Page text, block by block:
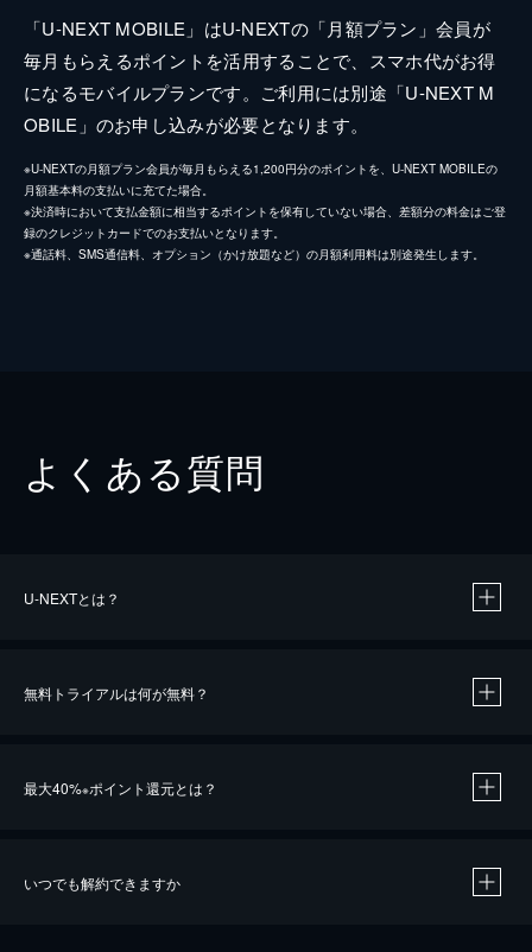
「U-NEXT MOBILE」はU-NEXTの「月額プラン」会員が
毎月もらえるポイントを活用することで、スマホ代がお得
になるモバイルプランです。ご利用には別途「U-NEXT M
OBILE」のお申し込みが必要となります。
※U-NEXTの月額プラン会員が毎月もらえる1,200円分のポイントを、U-NEXT MOBILEの
月額基本料の支払いに充てた場合。
※決済時において支払金額に相当するポイントを保有していない場合、差額分の料金はご登
録のクレジットカードでのお支払いとなります。
※通話料、SMS通信料、オプション（かけ放題など）の月額利用料は別途発生します。
よくある質問
U-NEXTとは？
無料トライアルは何が無料？
最大40%※ポイント還元とは？
いつでも解約できますか